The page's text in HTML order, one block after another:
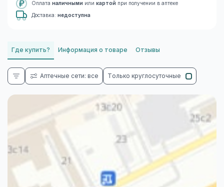
Оплата наличными или картой при получении в аптеке
Доставка: недоступна
Где купить? Информация о товаре Отзывы
Аптечные сети: все Только круглосуточные